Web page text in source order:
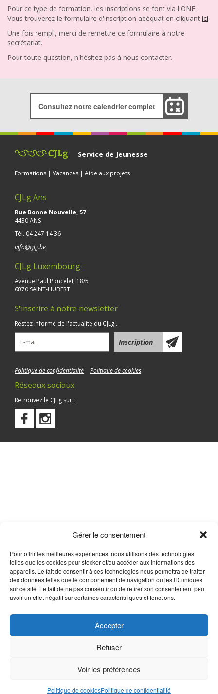
Gérer le consentement
Pour offrir les meilleures expériences, nous utilisons des technologies
telles que les cookies pour stocker et/ou accéder aux informations des
appareils. Le fait de consentir à ces technologies nous permettra de traiter
des données telles que le comportement de navigation ou les ID uniques
sur ce site. Le fait de ne pas consentir ou de retirer son consentement peut
avoir un effet négatif sur certaines caractéristiques et fonctions.
Accepter
Refuser
Voir les préférences
Politique de cookiesPolitique de confidentialité
Pour ce type de formation, les inscriptions se font via l'ONE.
Vous trouverez le formulaire d'inscription adéquat en cliquant ici.
Une fois rempli, merci de remettre ce formulaire à notre
secrétariat.
Pour toute question, n'hésitez pas à nous contacter.
Consultez notre calendrier complet
Service de Jeunesse
Formations | Vacances | Aide aux projets
CJLg Ans
Rue Bonne Nouvelle, 57
4430 ANS
Tél. 04 247 14 36
info@cjlg.be
CJLg Luxembourg
Avenue Paul Poncelet, 18/5
6870 SAINT-HUBERT
S'inscrire à notre newsletter
Restez informé de l'actualité du CJLg...
Politique de confidentialité Politique de cookies
Réseaux sociaux
Retrouvez le CJLg sur :